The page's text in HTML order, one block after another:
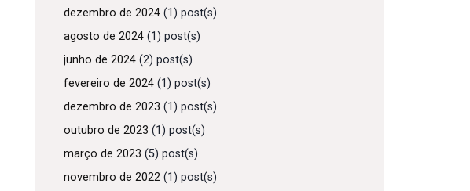
dezembro de 2024 (1) post(s)
agosto de 2024 (1) post(s)
junho de 2024 (2) post(s)
fevereiro de 2024 (1) post(s)
dezembro de 2023 (1) post(s)
outubro de 2023 (1) post(s)
março de 2023 (5) post(s)
novembro de 2022 (1) post(s)